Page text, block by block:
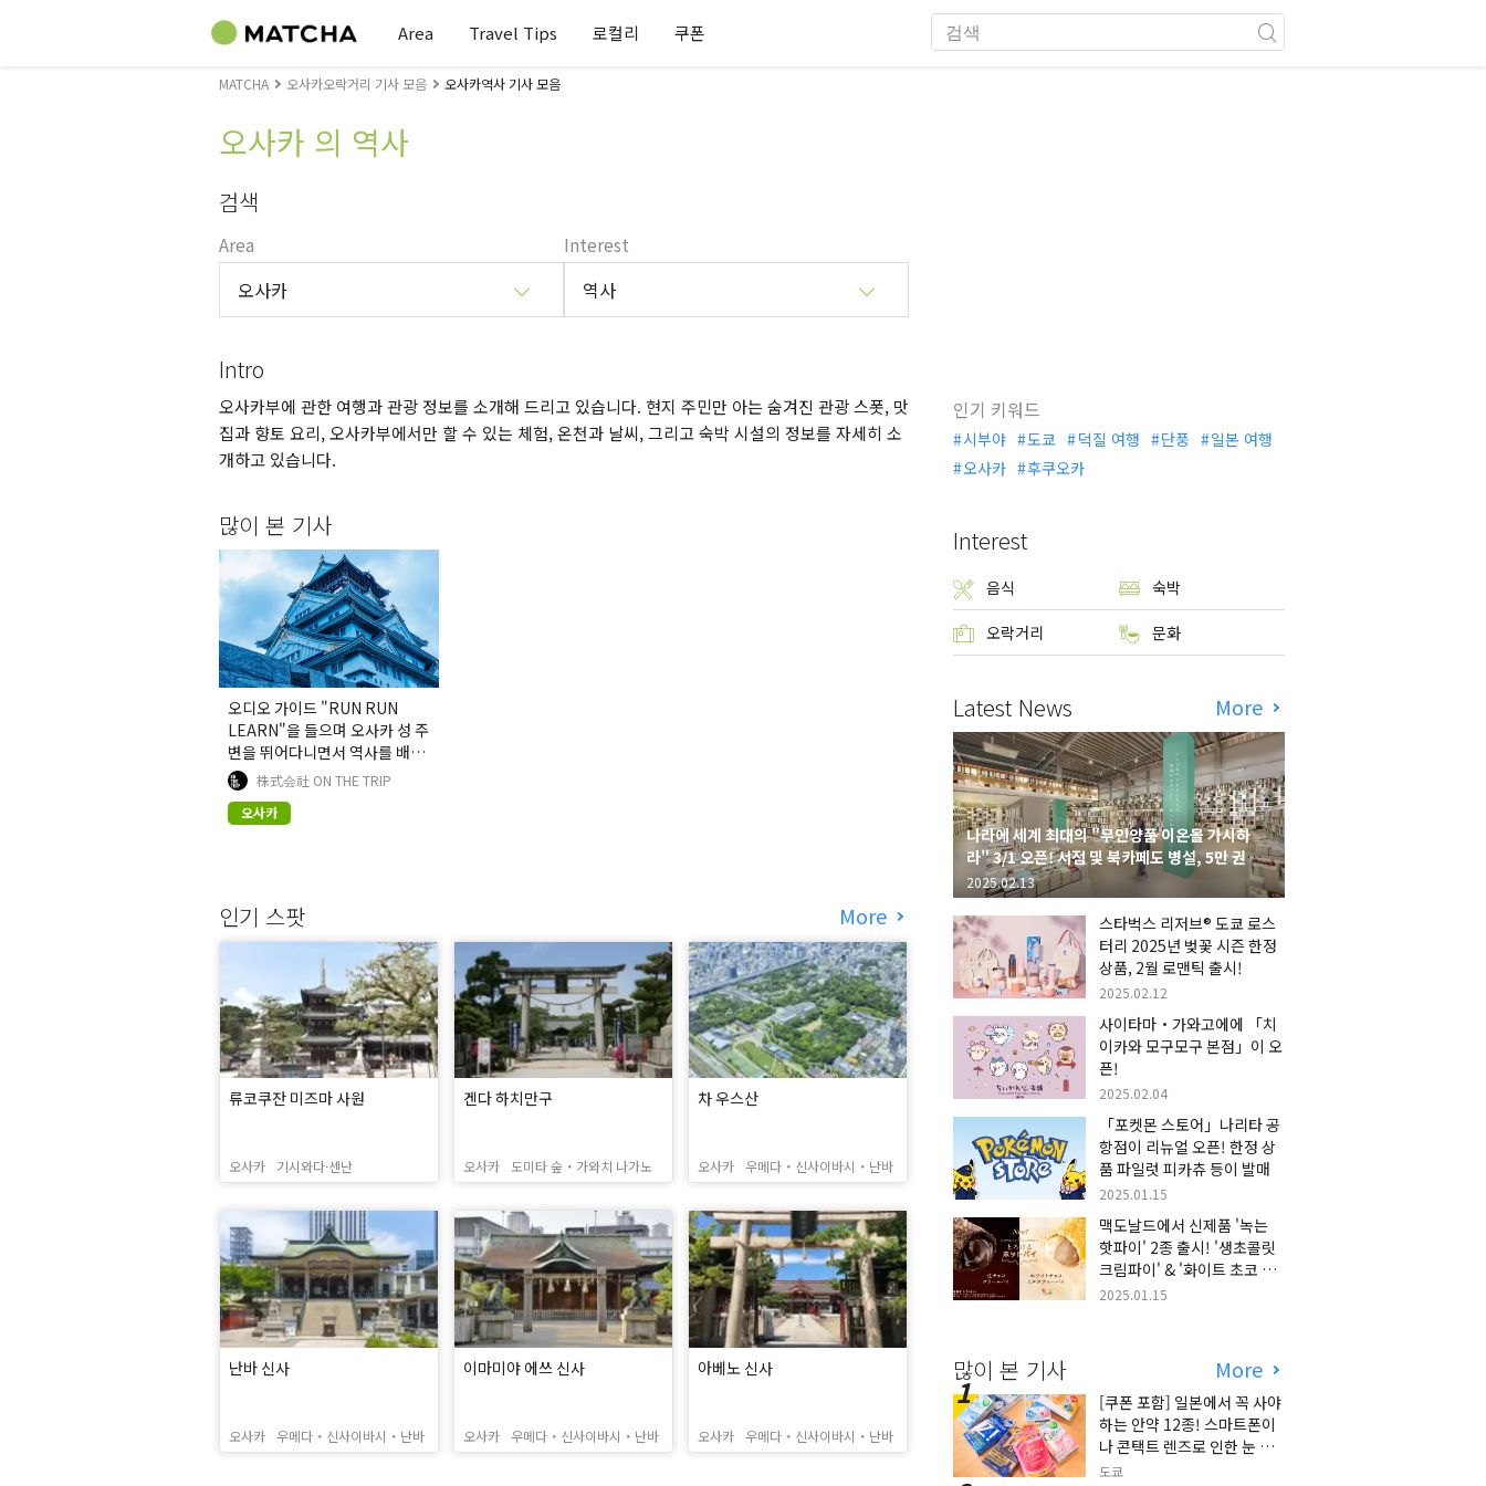
Area Travel Tips 로컬리 쿠폰
MATCHA 오사카오락거리 기사 모음 오사카역사 기사 모음
오사카 의 역사
검색
Area
오사카
Interest
역사
Intro
오사카부에 관한 여행과 관광 정보를 소개해 드리고 있습니다. 현지 주민만 아는 숨겨진 관광 스폿, 맛
집과 향토 요리, 오사카부에서만 할 수 있는 체험, 온천과 날씨, 그리고 숙박 시설의 정보를 자세히 소
개하고 있습니다.
많이 본 기사
오디오 가이드 "RUN RUN
LEARN"을 들으며 오사카 성 주
변을 뛰어다니면서 역사를 배워
보세요.株式会社 ON THE TRIP
오사카
인기 스팟 More
류코쿠잔 미즈마 사원
오사카 기시와다·센난
겐다 하치만구
오사카 도미타 숲・가와치 나가노
차 우스산
오사카 우메다・신사이바시・난바
난바 신사
오사카 우메다・신사이바시・난바
이마미야 에쓰 신사
오사카 우메다・신사이바시・난바
아베노 신사
오사카 우메다・신사이바시・난바
인기 키워드
시부야 도쿄 덕질 여행 단풍
일본 여행
오사카
후쿠오카
Interest
음식 숙박
오락거리 문화
Latest News More
나라에 세계 최대의 "무인양품 이온몰 가시하
라" 3/1 오픈! 서점 및 북카페도 병설, 5만 권의
"가시하라 서점"도 출점
2025.02.13
스타벅스 리저브® 도쿄 로스
터리 2025년 벚꽃 시즌 한정
상품, 2월 로맨틱 출시!
2025.02.12
사이타마・가와고에에 「치
이카와 모구모구 본점」이 오
픈!
2025.02.04
「포켓몬 스토어」나리타 공
항점이 리뉴얼 오픈! 한정 상
품 파일럿 피카츄 등이 발매
2025.01.15
맥도날드에서 신제품 '녹는
핫파이' 2종 출시! '생초콜릿
크림파이' & '화이트 초코 밀
크티 파이' 출시!
2025.01.15
많이 본 기사 More
[쿠폰 포함] 일본에서 꼭 사야
하는 안약 12종! 스마트폰이
나 콘택트 렌즈로 인한 눈 피
로에 최적!
도쿄